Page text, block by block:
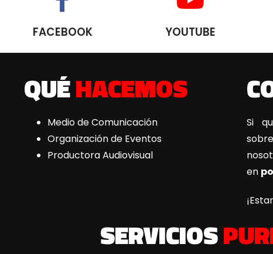
FACEBOOK YOUTUBE
QUÉHACEMOS
Medio de Comunicación
Organización de Eventos
Productora Audiovisual
Si
en
SERVICIOS